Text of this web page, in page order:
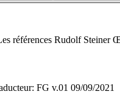
références Rudolf Steiner
FG v.01 09/09/2021